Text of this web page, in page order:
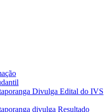
Divulga Edital do IVS
divulga Resultado